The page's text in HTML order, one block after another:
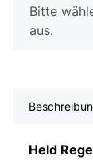
x
Bitte
aus.
Held